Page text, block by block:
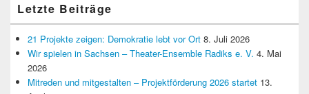
Letzte Beiträge
21 Projekte zeigen: Demokratie lebt vor Ort 8. Juli 2026
Wir spielen in Sachsen – Theater-Ensemble Radiks e. V. 4. Mai
2026
Mitreden und mitgestalten – Projektförderung 2026 startet 13.